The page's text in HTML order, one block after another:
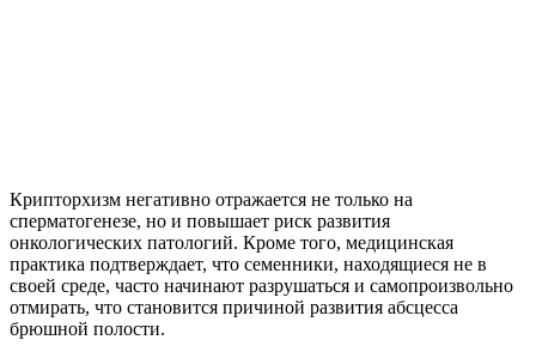
Крипторхизм негативно отражается не только на
сперматогенезе, но и повышает риск развития
онкологических патологий. Кроме того, медицинская
практика подтверждает, что семенники, находящиеся не в
своей среде, часто начинают разрушаться и самопроизвольно
отмирать, что становится причиной развития абсцесса
брюшной полости.